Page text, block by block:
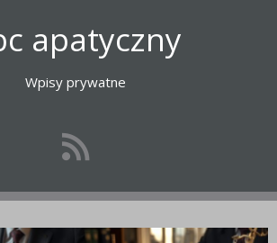
apatyczny
Wpisy prywatne